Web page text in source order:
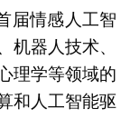
届情感人工智
机器人技术、
理学等领域的
和人工智能驱